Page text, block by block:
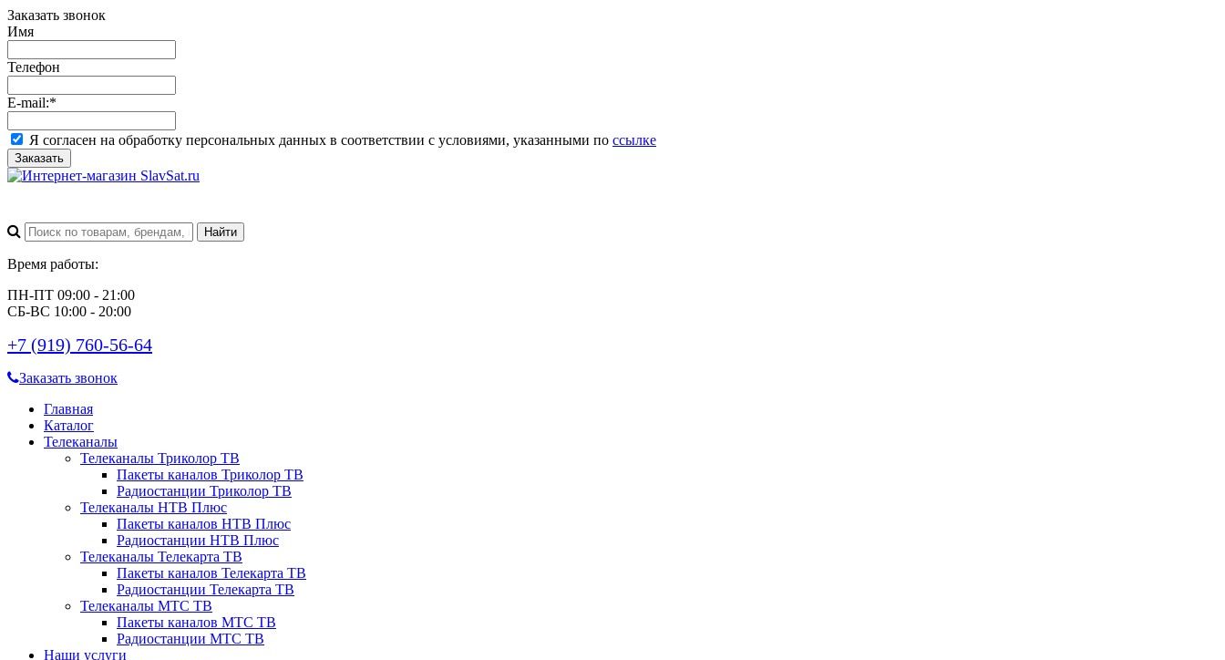
Заказать звонок
Имя
Телефон
E-mail:*
Я согласен на обработку персональных данных в соответствии с условиями, указанными по ссылке
Заказать
Время работы:
ПН-ПТ 09:00 - 21:00
СБ-ВС 10:00 - 20:00
+7 (919) 760-56-64
Заказать звонок
Главная
Каталог
Телеканалы
Телеканалы Триколор ТВ
Пакеты каналов Триколор ТВ
Радиостанции Триколор ТВ
Телеканалы НТВ Плюс
Пакеты каналов НТВ Плюс
Радиостанции НТВ Плюс
Телеканалы Телекарта ТВ
Пакеты каналов Телекарта ТВ
Радиостанции Телекарта ТВ
Телеканалы МТС ТВ
Пакеты каналов МТС ТВ
Радиостанции МТС ТВ
Наши услуги